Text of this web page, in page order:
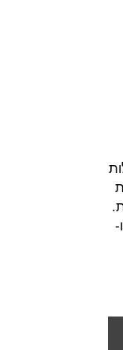
גישת מיקרוסופט דומה גם לגישת חברות ביטוח, ייעוץ ואחזקות כדלויטEY , KPMG ו-